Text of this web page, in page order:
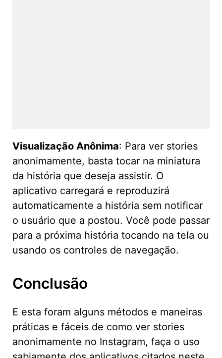
Visualização Anônima: Para ver stories
anonimamente, basta tocar na miniatura
da história que deseja assistir. O
aplicativo carregará e reproduzirá
automaticamente a história sem notificar
o usuário que a postou. Você pode passar
para a próxima história tocando na tela ou
usando os controles de navegação.
Conclusão
E esta foram alguns métodos e maneiras
práticas e fáceis de como ver stories
anonimamente no Instagram, faça o uso